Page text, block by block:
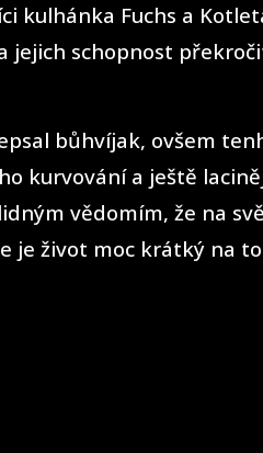
kulhánka Fuchs a
jejich schopnost
bůhvíjak, ovšem
kurvování a ještě
vědomím, že na
je život moc krátký na